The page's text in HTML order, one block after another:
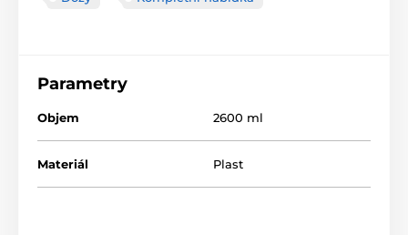
Parametry
Objem 2600 ml
Materiál Plast